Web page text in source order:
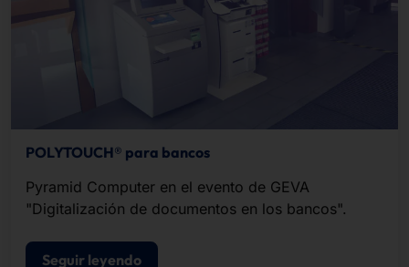
POLYTOUCH® para bancos
Pyramid Computer en el evento de GEVA
"Digitalización de documentos en los bancos".
Seguir leyendo